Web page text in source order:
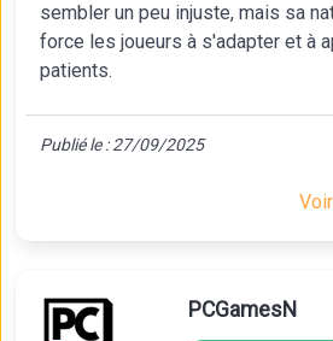
sembler un peu injuste, mais sa
force les joueurs à s'adapter et à
patients.
Publié le : 27/09/2025
PCGamesN